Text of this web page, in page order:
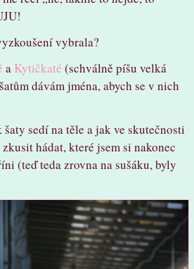
vybrala?
a Kytičkaté (schválně píšu velká
dávám jména, abych se v nich
sedí na těle a jak ve skutečnosti
hádat, které jsem si nakonec
(teď teda zrovna na sušáku, byly